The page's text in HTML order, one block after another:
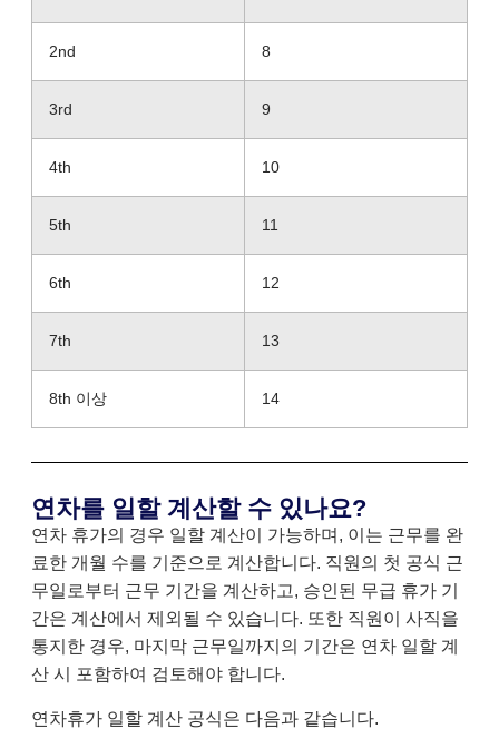
2nd 8
3rd 9
4th 10
5th 11
6th 12
7th 13
8th 이상 14
연차를 일할 계산할 수 있나요?
연차 휴가의 경우 일할 계산이 가능하며, 이는 근무를 완
료한 개월 수를 기준으로 계산합니다. 직원의 첫 공식 근
무일로부터 근무 기간을 계산하고, 승인된 무급 휴가 기
간은 계산에서 제외될 수 있습니다. 또한 직원이 사직을
통지한 경우, 마지막 근무일까지의 기간은 연차 일할 계
산 시 포함하여 검토해야 합니다.
연차휴가 일할 계산 공식은 다음과 같습니다.